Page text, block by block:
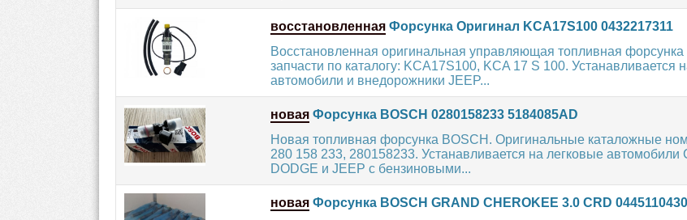
восстановленная Форсунка Оригинал KCA17S100 0432217311
Восстановленная оригинальная управляющая топливная
запчасти по каталогу: KCA17S100, KCA 17 S 100. Устанавливается
автомобили и внедорожники JEEP...
новая Форсунка BOSCH 0280158233 5184085AD
Новая топливная форсунка BOSCH. Оригинальные каталожные
280 158 233, 280158233. Устанавливается на легковые автомобили
DODGE и JEEP с бензиновыми...
новая Форсунка BOSCH GRAND CHEROKEE 3.0 CRD